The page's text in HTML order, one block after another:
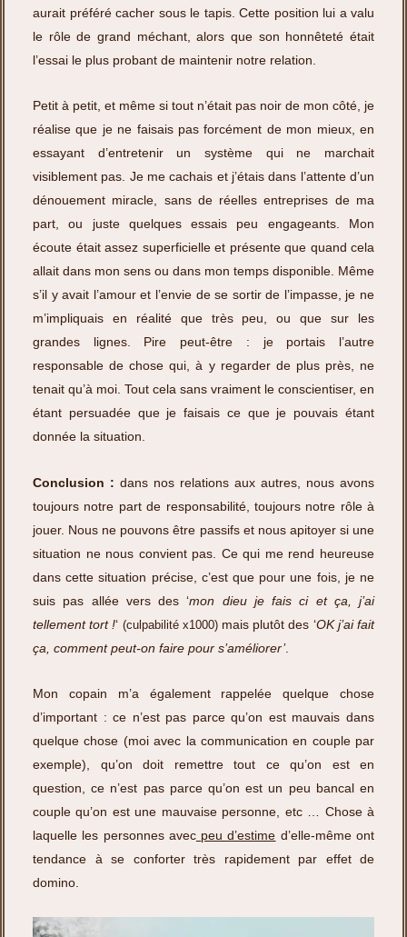
aurait préféré cacher sous le tapis. Cette position lui a valu
le rôle de grand méchant, alors que son honnêteté était
l’essai le plus probant de maintenir notre relation.
Petit à petit, et même si tout n’était pas noir de mon côté, je
réalise que je ne faisais pas forcément de mon mieux, en
essayant d’entretenir un système qui ne marchait
visiblement pas. Je me cachais et j’étais dans l’attente d’un
dénouement miracle, sans de réelles entreprises de ma
part, ou juste quelques essais peu engageants. Mon
écoute était assez superficielle et présente que quand cela
allait dans mon sens ou dans mon temps disponible. Même
s’il y avait l’amour et l’envie de se sortir de l’impasse, je ne
m’impliquais en réalité que très peu, ou que sur les
grandes lignes. Pire peut-être : je portais l’autre
responsable de chose qui, à y regarder de plus près, ne
tenait qu’à moi. Tout cela sans vraiment le conscientiser, en
étant persuadée que je faisais ce que je pouvais étant
donnée la situation.
Conclusion : dans nos relations aux autres, nous avons
toujours notre part de responsabilité, toujours notre rôle à
jouer. Nous ne pouvons être passifs et nous apitoyer si une
situation ne nous convient pas. Ce qui me rend heureuse
dans cette situation précise, c’est que pour une fois, je ne
suis pas allée vers des ‘mon dieu je fais ci et ça, j’ai
tellement tort !‘ (culpabilité x1000)mais plutôt des ‘OK j’ai fait
ça, comment peut-on faire pour s’améliorer’.
Mon copain m’a également rappelée quelque chose
d’important : ce n’est pas parce qu’on est mauvais dans
quelque chose (moi avec la communication en couple par
exemple), qu’on doit remettre tout ce qu’on est en
question, ce n’est pas parce qu’on est un peu bancal en
couple qu’on est une mauvaise personne, etc … Chose à
laquelle les personnes avec peu d’estime d’elle-même ont
tendance à se conforter très rapidement par effet de
domino.